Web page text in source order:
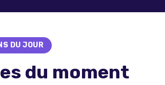
DU JOUR
du moment